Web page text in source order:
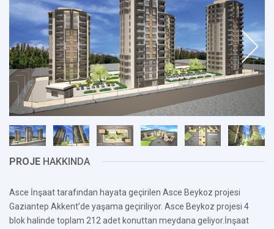
PROJE HAKKINDA
Asce İnşaat tarafından hayata geçirilen Asce Beykoz projesi
Gaziantep Akkent’de yaşama geçiriliyor. Asce Beykoz projesi 4
blok halinde toplam 212 adet konuttan meydana geliyor.İnşaat